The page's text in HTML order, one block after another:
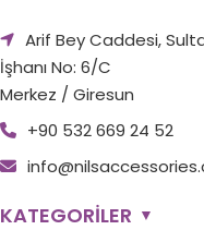
Arif Bey Caddesi,
İşhanı No: 6/C
Merkez / Giresun
+90 532 669 24 52
KATEGORİLER ▼